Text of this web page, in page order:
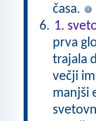
časa.
1.
prva
trajala
večji
manjši